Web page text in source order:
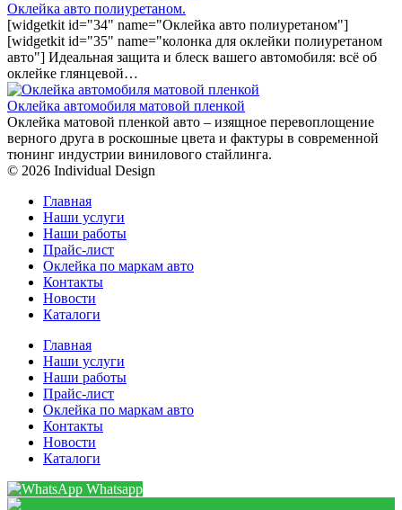
Оклейка авто полиуретаном.
[widgetkit id="34" name="Оклейка авто полиуретаном"]
[widgetkit id="35" name="колонка для оклейки полиуретаном
авто"] Идеальная защита и блеск вашего автомобиля: всё об
оклейке глянцевой…
Оклейка автомобиля матовой пленкой
Оклейка матовой пленкой авто – изящное перевоплощение
верного друга в роскошные цвета и фактуры в современной
тюнинг индустрии винилового стайлинга.
© 2026 Individual Design
Главная
Наши услуги
Наши работы
Прайс-лист
Оклейка по маркам авто
Контакты
Новости
Каталоги
Главная
Наши услуги
Наши работы
Прайс-лист
Оклейка по маркам авто
Контакты
Новости
Каталоги
Whatsapp